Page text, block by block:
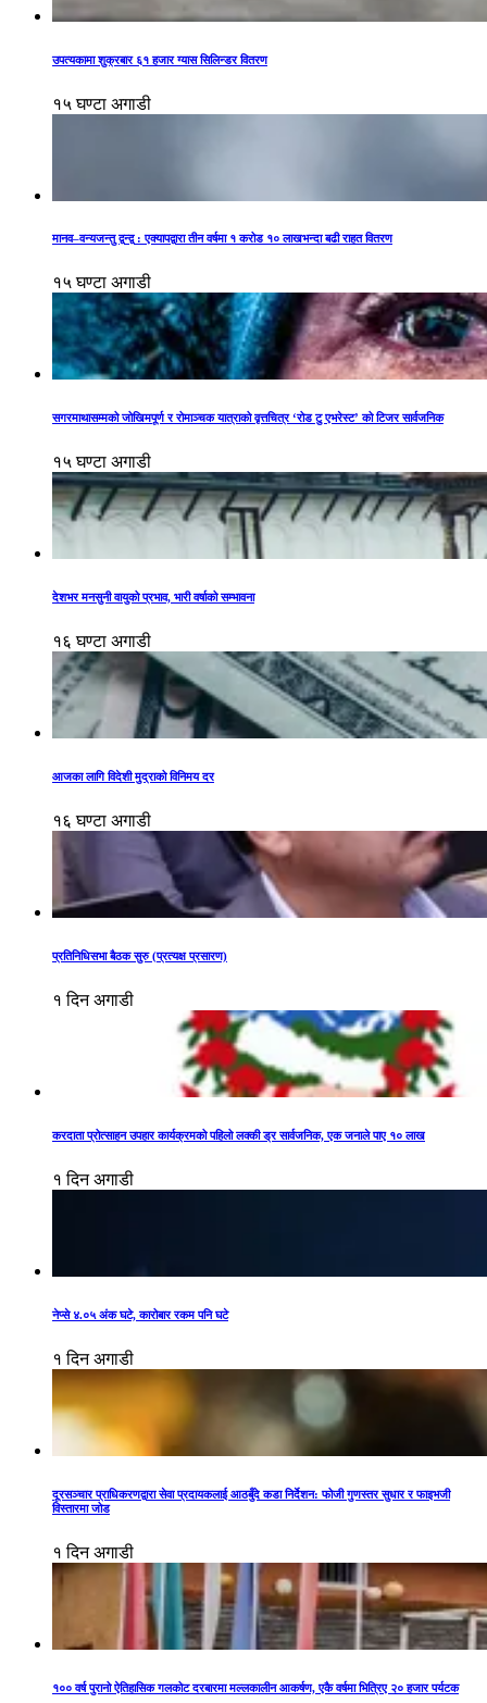
उपत्यकामा शुक्रबार ६१ हजार ग्यास सिलिन्डर वितरण
१५ घण्टा अगाडी
मानव–वन्यजन्तु द्वन्द्व : एक्यापद्वारा तीन वर्षमा १ करोड १० लाखभन्दा बढी राहत वितरण
१५ घण्टा अगाडी
सगरमाथासम्मको जोखिमपूर्ण र रोमाञ्चक यात्राको वृत्तचित्र ‘रोड टु एभरेस्ट’ को टिजर सार्वजनिक
१५ घण्टा अगाडी
देशभर मनसुनी वायुको प्रभाव, भारी वर्षाको सम्भावना
१६ घण्टा अगाडी
आजका लागि विदेशी मुद्राको विनिमय दर
१६ घण्टा अगाडी
प्रतिनिधिसभा बैठक सुरु (प्रत्यक्ष प्रसारण)
१ दिन अगाडी
करदाता प्रोत्साहन उपहार कार्यक्रमको पहिलो लक्की ड्र सार्वजनिक, एक जनाले पाए १० लाख
१ दिन अगाडी
नेप्से ४.०५ अंक घटे, कारोबार रकम पनि घटे
१ दिन अगाडी
दूरसञ्चार प्राधिकरणद्वारा सेवा प्रदायकलाई आठबुँदे कडा निर्देशन: फोजी गुणस्तर सुधार र फाइभजी
विस्तारमा जोड
१ दिन अगाडी
१०० वर्ष पुरानो ऐतिहासिक गलकोट दरबारमा मल्लकालीन आकर्षण, एकै वर्षमा भित्रिए २० हजार पर्यटक